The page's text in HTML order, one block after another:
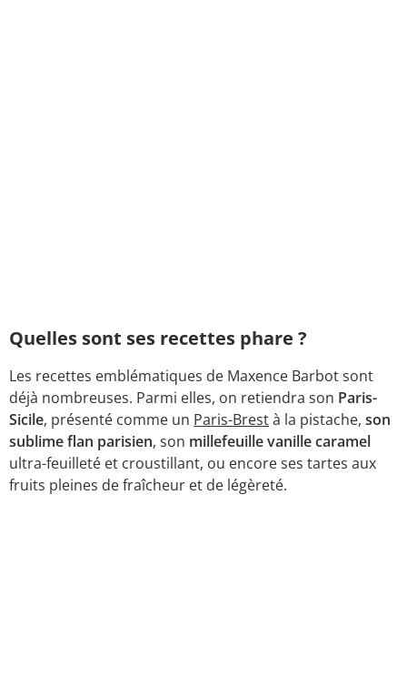
Quelles sont ses recettes phare ?
Les recettes emblématiques de Maxence Barbot sont
déjà nombreuses. Parmi elles, on retiendra son Paris-
Sicile, présenté comme un Paris-Brestà la pistache, son
sublime flan parisien, son millefeuille vanille caramel
ultra-feuilleté et croustillant, ou encore ses tartes aux
fruits pleines de fraîcheur et de légèreté.